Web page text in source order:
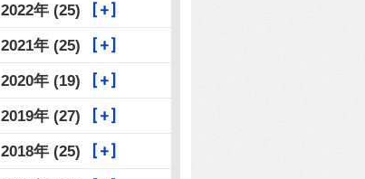
2022年 (25)
2021年 (25)
2020年 (19)
2019年 (27)
2018年 (25)